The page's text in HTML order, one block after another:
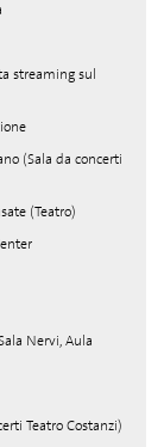
streaming sul
(Sala da concerti
(Teatro)
Nervi, Aula
Teatro Costanzi)